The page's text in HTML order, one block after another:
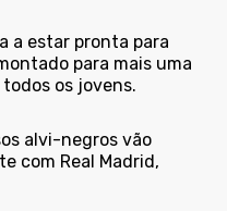
a estar pronta para
para mais uma
os jovens.
alvi-negros vão
com Real Madrid,